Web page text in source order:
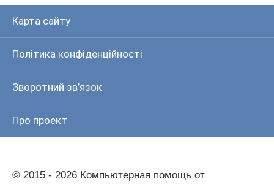
Карта сайту
Політика конфіденційності
Зворотний зв’язок
Про проект
© 2015 - 2026 Компьютерная помощь от